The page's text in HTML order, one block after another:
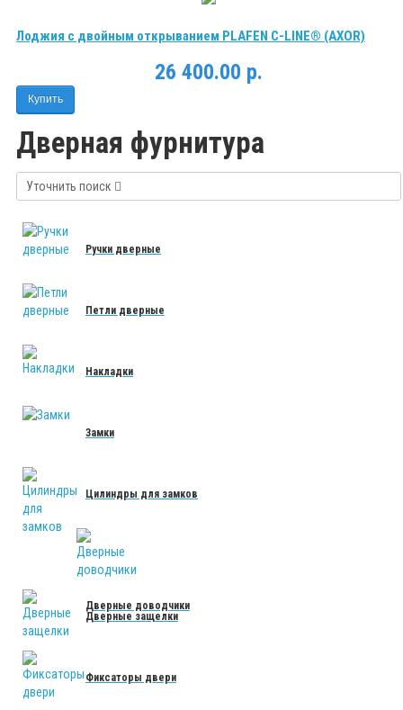
Лоджия с двойным открыванием PLAFEN C-LINE® (AXOR)
26 400.00 р.
Купить
Дверная фурнитура
Уточнить поиск
Ручки дверные
Петли дверные
Накладки
Замки
Цилиндры для замков
Дверные доводчики
Дверные защелки
Фиксаторы двери